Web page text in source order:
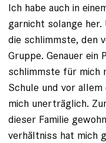
Ich habe auch in
garnicht solange
die schlimmste, den
Gruppe. Genauer ein
schlimmste für mich
Schule und vor allem
mich unerträglich.
dieser Familie
verhältniss hat mich